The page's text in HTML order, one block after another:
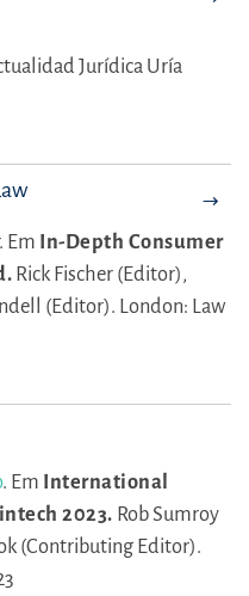
Jurídica Uría
Em In-Depth Consumer
Rick Fischer (Editor),
(Editor). London: Law
. Em International
2023. Rob Sumroy
(Contributing Editor).